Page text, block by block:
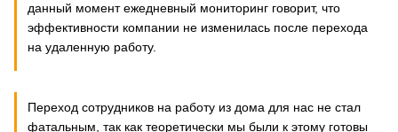
данный момент ежедневный мониторинг говорит, что
эффективности компании не изменилась после перехода
на удаленную работу.
Переход сотрудников на работу из дома для нас не стал
фатальным, так как теоретически мы были к этому готовы